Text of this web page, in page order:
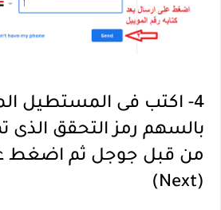
4- اكتب فى المستطيل
بالسهم رمز التحقق الذى
من قبل جوجل ثم اضغط
(Next)